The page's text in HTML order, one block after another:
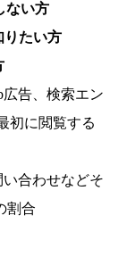
ない方
りたい方
告、検索エン
初に閲覧する
合わせなどそ
割合